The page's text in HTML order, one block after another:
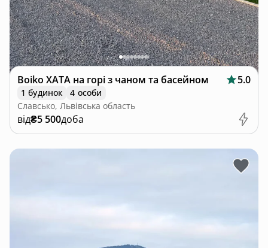
Boiko ХАТА на горі з чаном та басейном 5.0
1 будинок
4 особи
Славсько, Львівська область
від₴5 500доба